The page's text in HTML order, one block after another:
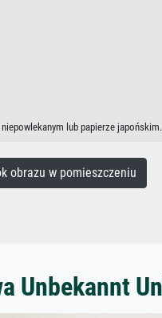
lub papierze japońskim.
w pomieszczeniu
Unbekannt